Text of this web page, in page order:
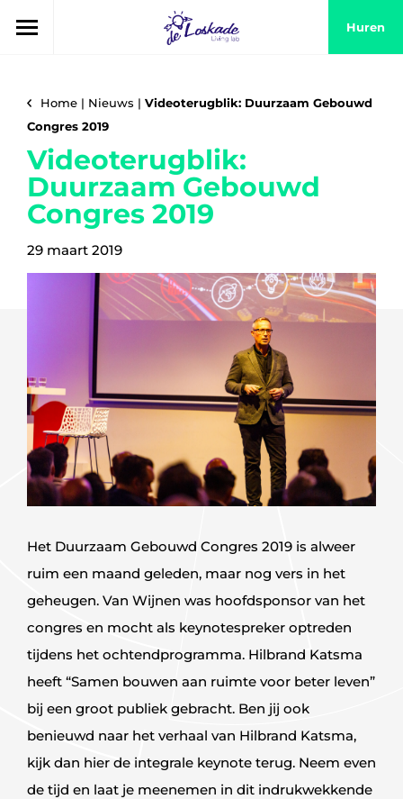
Huren
Home | Nieuws | Videoterugblik: Duurzaam Gebouwd
Congres 2019
Videoterugblik:
Duurzaam Gebouwd
Congres 2019
29 maart 2019
Het Duurzaam Gebouwd Congres 2019 is alweer
ruim een maand geleden, maar nog vers in het
geheugen. Van Wijnen was hoofdsponsor van het
congres en mocht als keynotespreker optreden
tijdens het ochtendprogramma. Hilbrand Katsma
heeft “Samen bouwen aan ruimte voor beter leven”
bij een groot publiek gebracht. Ben jij ook
benieuwd naar het verhaal van Hilbrand Katsma,
kijk dan hier de integrale keynote terug. Neem even
de tijd en laat je meenemen in dit indrukwekkende